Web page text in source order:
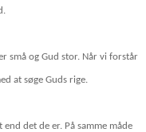
små og Gud stor. Når vi forstår
at søge Guds rige.
det de er. På samme måde